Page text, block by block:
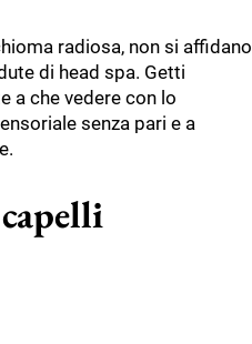
radiosa, non si affidano
di head spa. Getti
a che vedere con lo
senza pari e a